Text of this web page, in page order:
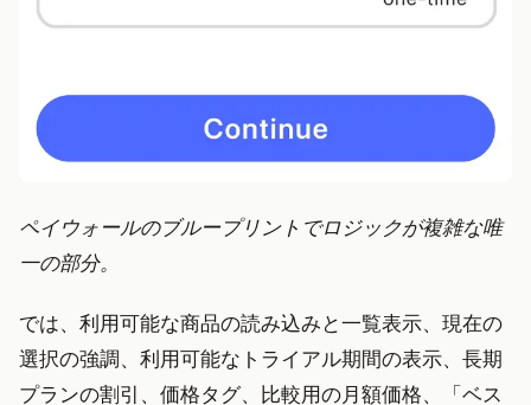
ペイウォールのブループリントでロジックが複雑な唯
一の部分。
では、利用可能な商品の読み込みと一覧表示、現在の
選択の強調、利用可能なトライアル期間の表示、長期
プランの割引、価格タグ、比較用の月額価格、「ベス